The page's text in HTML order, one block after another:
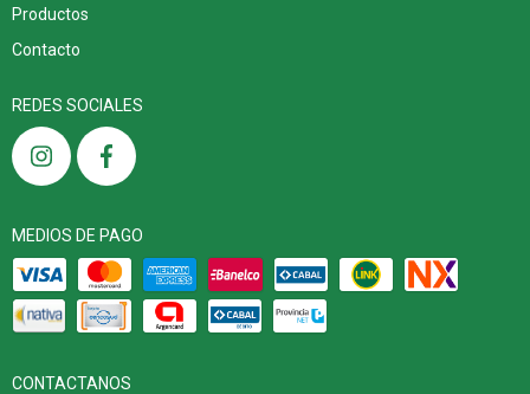
Productos
Contacto
REDES SOCIALES
MEDIOS DE PAGO
CONTACTANOS